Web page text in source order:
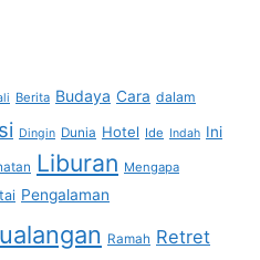
Berita Budaya Cara dalam
Dingin Dunia Hotel Ide Indah Ini
Liburan Mengapa
Pengalaman
Ramah Retret